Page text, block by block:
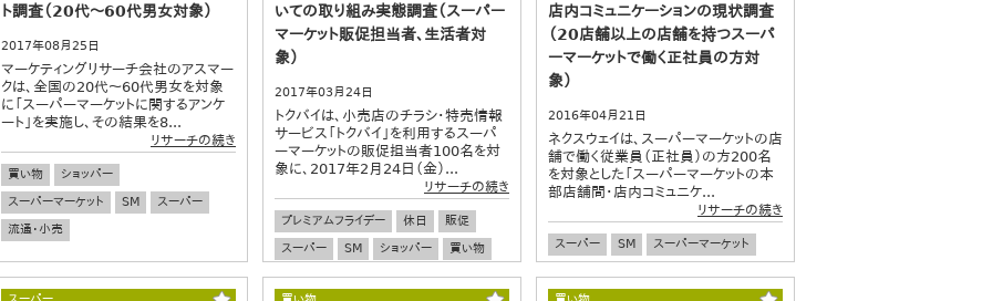
ト調査（20代～60代男女対象）
2017年08月25日
マーケティングリサーチ会社のアスマー
クは、全国の20代～60代男女を対象
に「スーパーマーケットに関するアンケ
ート」を実施し、その結果を8...
リサーチの続き
買い物
ショッパー
スーパーマーケット
SM
スーパー
流通・小売
いての取り組み実態調査（スーパー
マーケット販促担当者、生活者対
象）
2017年03月24日
トクバイは、小売店のチラシ・特売情報
サービス「トクバイ」を利用するスーパ
ーマーケットの販促担当者100名を対
象に、2017年2月24日（金）...
リサーチの続き
プレミアムフライデー 休日
販促
スーパー
SM ショッパー
買い物
流通・小売
店内コミュニケーションの現状調査
（20店舗以上の店舗を持つスーパ
ーマーケットで働く正社員の方対
象）
2016年04月21日
ネクスウェイは、スーパーマーケットの店
舗で働く従業員（正社員）の方200名
を対象とした「スーパーマーケットの本
部店舗間・店内コミュニケ...
リサーチの続き
スーパー SM
スーパーマーケット